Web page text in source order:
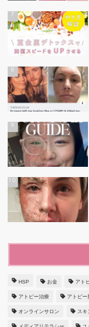
7
8
9
10
HSP お金 アト
アトピー治療 アトピー
オンラインサロン スキ